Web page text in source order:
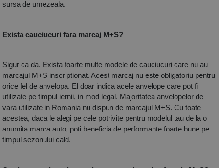
sursa de umezeala.
Exista cauciucuri fara marcaj M+S?
Sigur ca da. Exista foarte multe modele de cauciucuri care nu au
marcajul M+S inscriptionat. Acest marcaj nu este obligatoriu pentru
orice fel de anvelopa. El doar indica acele anvelope care pot fi
utilizate pe timpul iernii, in mod legal. Majoritatea anvelopelor de
vara utilizate in Romania nu dispun de marcajul M+S. Cu toate
acestea, daca le alegi pe cele potrivite pentru modelul tau de la o
anumita marca auto, poti beneficia de performante foarte bune pe
timpul sezonului cald.